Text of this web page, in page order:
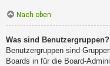
Nach oben
Was sind Benutzergruppen?
Benutzergruppen sind
Boards in für die Board-